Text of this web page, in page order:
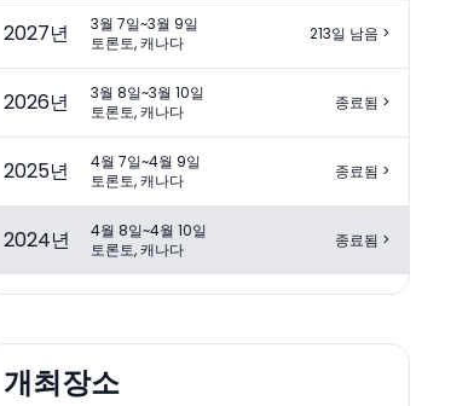
2027년
3월 7일~3월 9일
토론토, 캐나다
213일 남음 >
2026년
3월 8일~3월 10일
토론토, 캐나다
종료됨 >
2025년
4월 7일~4월 9일
토론토, 캐나다
종료됨 >
2024년
4월 8일~4월 10일
토론토, 캐나다
종료됨 >
개최장소